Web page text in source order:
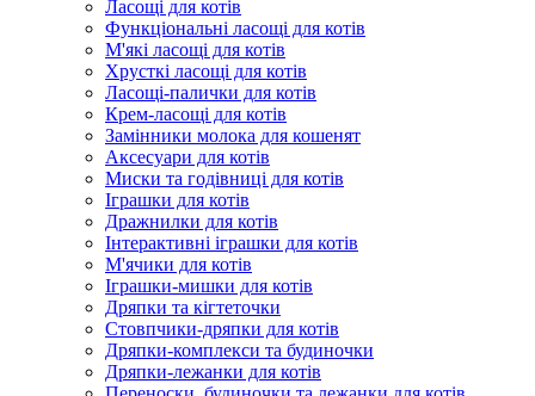
Ласощі для котів
Функціональні ласощі для котів
М'які ласощі для котів
Хрусткі ласощі для котів
Ласощі-палички для котів
Крем-ласощі для котів
Замінники молока для кошенят
Аксесуари для котів
Миски та годівниці для котів
Іграшки для котів
Дражнилки для котів
Інтерактивні іграшки для котів
М'ячики для котів
Іграшки-мишки для котів
Дряпки та кігтеточки
Стовпчики-дряпки для котів
Дряпки-комплекси та будиночки
Дряпки-лежанки для котів